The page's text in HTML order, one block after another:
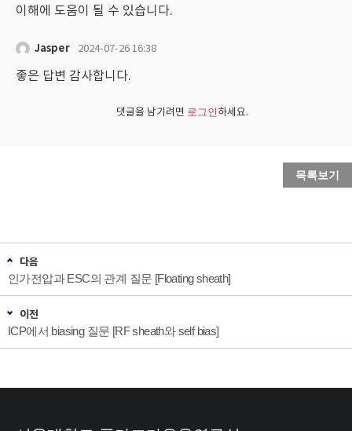
이해에 도움이 될 수 있습니다.
Jasper 2024-07-26 16:38
좋은 답변 감사합니다.
댓글을 남기려면 로그인 하세요.
목록보기
다음
인가전압과 ESC의 관계 질문 [Floating sheath]
이전
ICP에서 biasing 질문 [RF sheath와 self bias]